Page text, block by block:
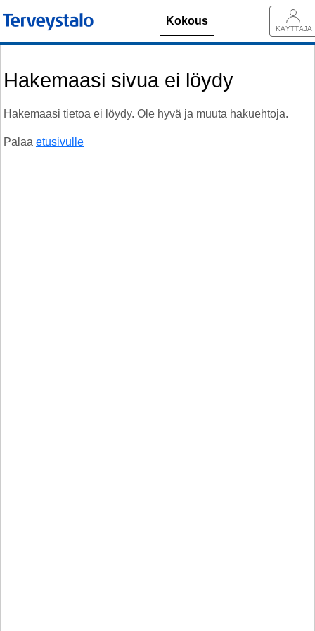
KÄYTTÄJÄ
Kokous
Hakemaasi sivua ei löydy
Hakemaasi tietoa ei löydy. Ole hyvä ja muuta hakuehtoja.
Palaa etusivulle